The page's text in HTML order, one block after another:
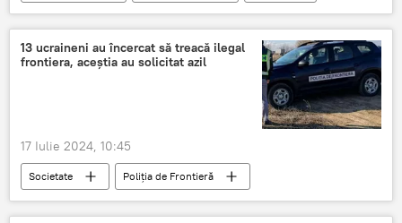
Rusia
13 ucraineni au încercat să treacă ilegal
frontiera, aceștia au solicitat azil
17 Iulie 2024, 10:45
Societate
Poliția de Frontieră
ucraineni